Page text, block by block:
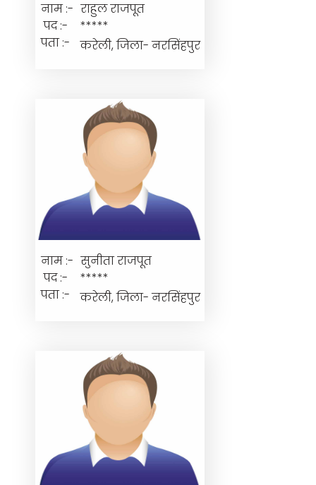
नाम :-
पद :-
पता :-
राहुल राजपूत
*****
करेली, जिला- नरसिंहपुर
नाम :-
पद :-
पता :-
सुनीता राजपूत
*****
करेली, जिला- नरसिंहपुर